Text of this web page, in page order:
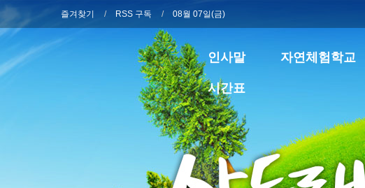
즐겨찾기 RSS 구독 08월 07일(금)
인사말 자연체험학교
시간표